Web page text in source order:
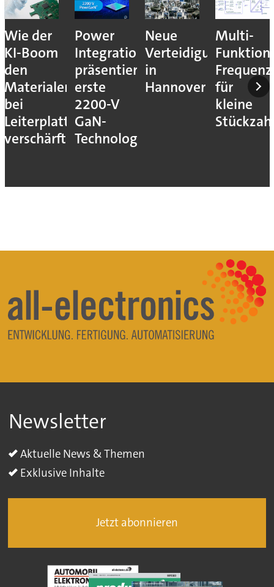
Wie der
KI-Boom
den
Materialengpass
bei
Leiterplatten
verschärft
Power
Integrations
präsentiert
erste
2200-V
GaN-
Technologie
Neue
Verteidigungsmesse
in
Hannover
Multi-
für
kleine
Newsletter
Aktuelle News & Themen
Exklusive Inhalte
Jetzt abonnieren